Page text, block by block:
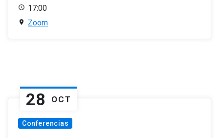
17:00
Zoom
28 OCT
Conferencias